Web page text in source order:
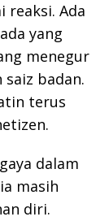
reaksi. Ada
yang
menegur
badan.
terus
dalam
masih
diri.